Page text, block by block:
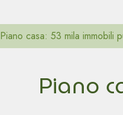
Piano casa: 53 mila immobili
Piano